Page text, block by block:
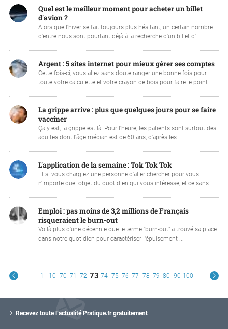
Quel est le meilleur moment pour acheter un billet
d'avion ?
Alors que l'hiver se fait toujours plus hésitant, un certain nombre
d'entre nous sont pourtant déjà à la recherche d'un billet d'...
Argent : 5 sites internet pour mieux gérer ses comptes
Cette fois-ci, vous allez sans doute ranger une bonne fois pour
toute votre calculette et votre crayon de bois pour faire le point...
La grippe arrive : plus que quelques jours pour se faire
vacciner
Ça y est, la grippe est là. Pour l'heure, les patients sont surtout des
adultes dont l'âge médian est de 60 ans, d'après les ...
L'application de la semaine : Tok Tok Tok
Et si vous chargiez une personne d'aller chercher pour vous
n'importe quel objet du quotidien qui vous intéresse, et ce sans ...
Emploi : pas moins de 3,2 millions de Français
risqueraient le burn-out
Voilà plus d'une décennie que le terme "burn-out" a trouvé sa place
dans notre quotidien pour caractériser l'épuisement ...
1 10 70 71 72 73 74 75 76 77 78 79 80 90 100
Recevez toute l’actualité Pratique.fr gratuitement
o